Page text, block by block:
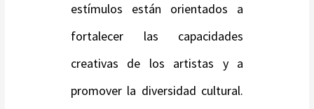
estímulos están orientados a
fortalecer las capacidades
creativas de los artistas y a
promover la diversidad cultural.